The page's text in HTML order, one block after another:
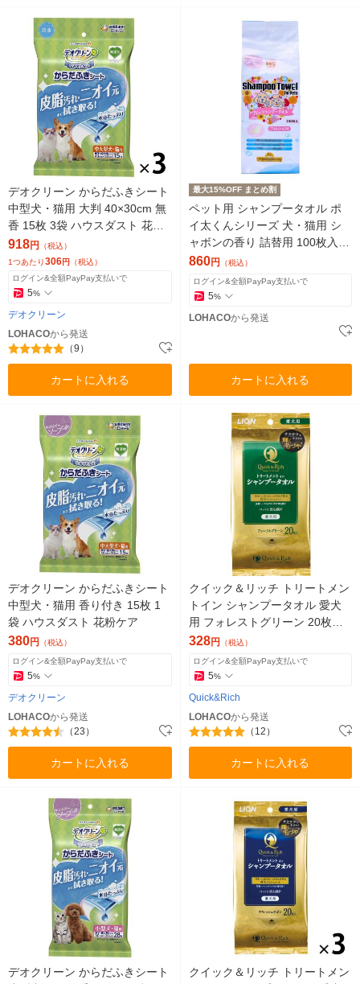
デオクリーン からだふきシート
中型犬・猫用 大判 40×30cm 無
香 15枚 3袋 ハウスダスト 花粉
ケア
918円 （税込）
1つあたり306円 （税込）
ログイン&全額PayPay支払いで
5%
デオクリーン
LOHACOから発送
（9）
カートに入れる
最大15%OFF まとめ割
ペット用 シャンプータオル ポ
イ太くんシリーズ 犬・猫用 シ
ャボンの香り 詰替用 100枚入 1
個 フェニックス・アインツェル
860円 （税込）
ログイン&全額PayPay支払いで
5%
LOHACOから発送
カートに入れる
デオクリーン からだふきシート
中型犬・猫用 香り付き 15枚 1
袋 ハウスダスト 花粉ケア
380円 （税込）
ログイン&全額PayPay支払いで
5%
デオクリーン
LOHACOから発送
（23）
カートに入れる
クイック＆リッチ トリートメン
トイン シャンプータオル 愛犬
用 フォレストグリーン 20枚入
ライオンペット
328円 （税込）
ログイン&全額PayPay支払いで
5%
Quick&Rich
LOHACOから発送
（12）
カートに入れる
デオクリーン からだふきシート
クイック＆リッチ トリートメン